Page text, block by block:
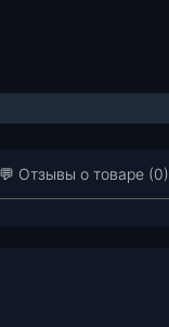
💬 Отзывы о товаре (0)